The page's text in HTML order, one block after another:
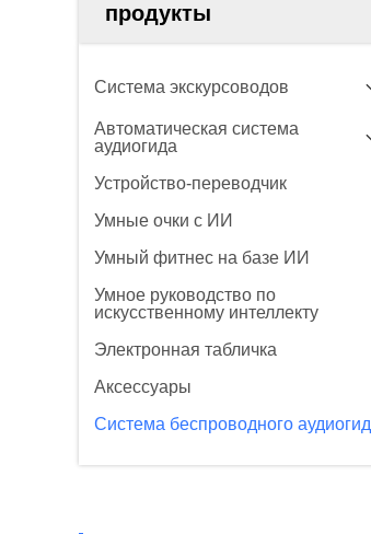
продукты
Система экскурсоводов
Автоматическая система
аудиогида
Устройство-переводчик
Умные очки с ИИ
Умный фитнес на базе ИИ
Умное руководство по
искусственному интеллекту
Электронная табличка
Аксессуары
Система беспроводного